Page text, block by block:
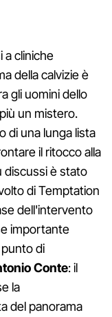
a cliniche
della calvizie è
gli uomini dello
un mistero.
di una lunga lista
il ritocco alla
discussi è stato
di Temptation
dell'intervento
importante
di
Conte: il
la
del panorama